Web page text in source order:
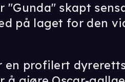
"Gunda" skapt
på laget for den
en profilert